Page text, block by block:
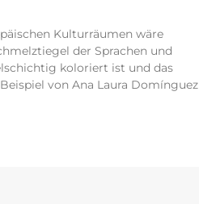
Kulturräumen wäre
der Sprachen und
koloriert ist und das
von Ana Laura Domínguez